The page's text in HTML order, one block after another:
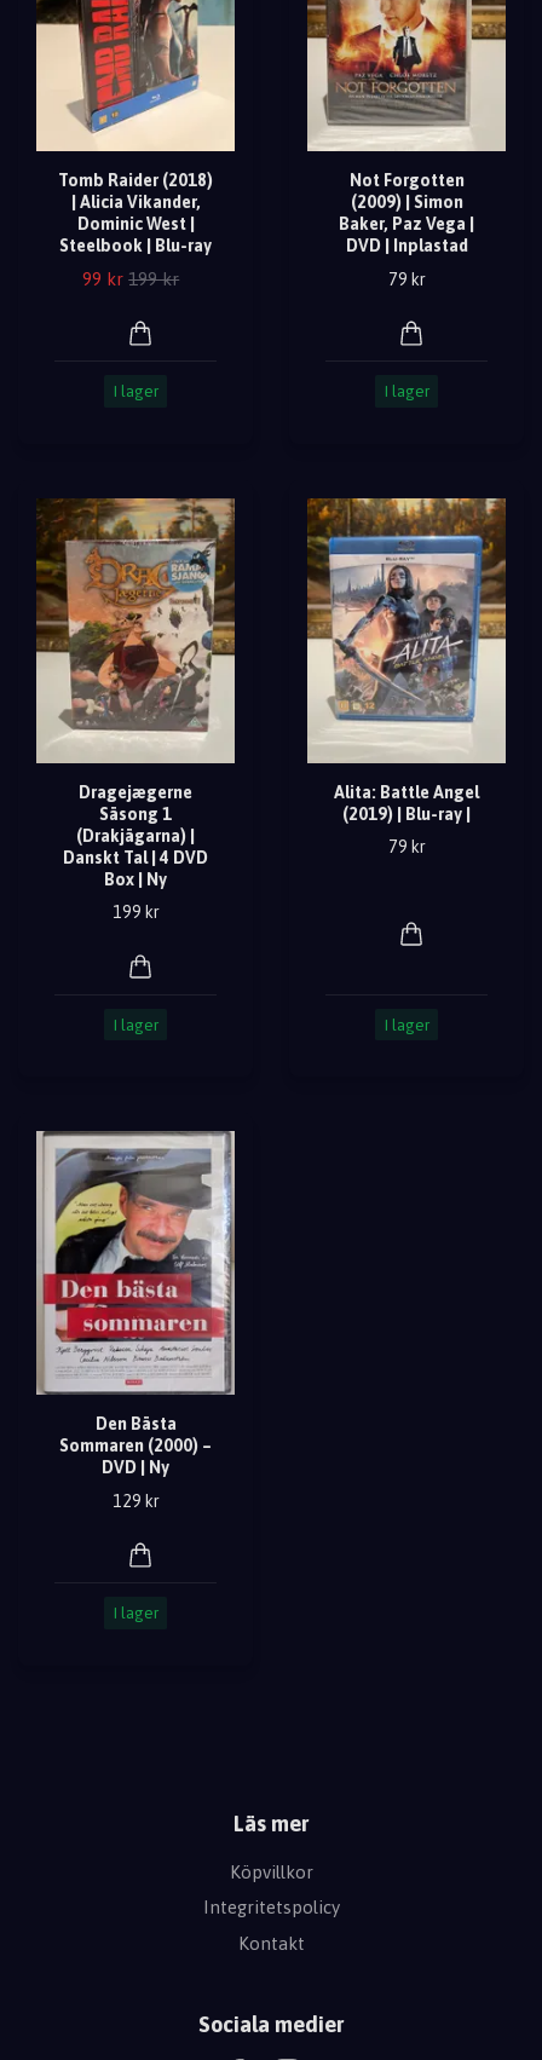
Tomb Raider (2018)
| Alicia Vikander,
Dominic West |
Steelbook | Blu-ray
99 kr 199 kr
I lager
Not Forgotten
(2009) | Simon
Baker, Paz Vega |
DVD | Inplastad
79 kr
I lager
Dragejægerne
Säsong 1
(Drakjägarna) |
Danskt Tal | 4 DVD
Box | Ny
199 kr
I lager
Alita: Battle Angel
(2019) | Blu-ray |
79 kr
I lager
Den Bästa
Sommaren (2000) –
DVD | Ny
129 kr
I lager
Läs mer
Köpvillkor
Integritetspolicy
Kontakt
Sociala medier